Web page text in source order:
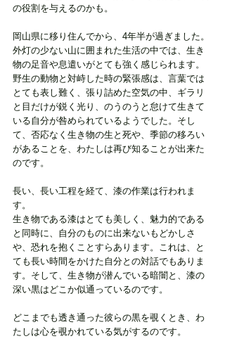
の役割を与えるのかも。
岡山県に移り住んでから、4年半が過ぎました。
外灯の少ない山に囲まれた生活の中では、生き
物の足音や息遣いがとても強く感じられます。
野生の動物と対峙した時の緊張感は、言葉では
とても表し難く、張り詰めた空気の中、ギラリ
と目だけが鋭く光り、のうのうと怠けて生きて
いる自分が咎められているようでした。そし
て、否応なく生き物の生と死や、季節の移ろい
があることを、わたしは再び知ることが出来た
のです。
長い、長い工程を経て、漆の作業は行われま
す。
生き物である漆はとても美しく、魅力的である
と同時に、自分のものに出来ないもどかしさ
や、恐れを抱くことすらあります。これは、と
ても長い時間をかけた自分との対話でもありま
す。そして、生き物が潜んでいる暗闇と、漆の
深い黒はどこか似通っているのです。
どこまでも透き通った彼らの黒を覗くとき、わ
たしは心を覗かれている気がするのです。